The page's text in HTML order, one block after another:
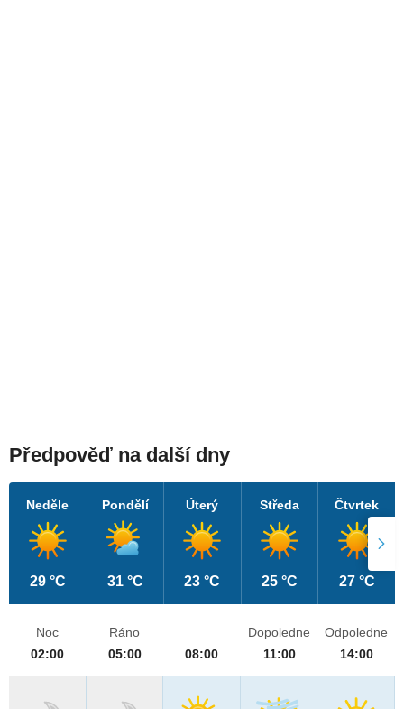
Předpověď na další dny
Neděle
29 °C
Pondělí
31 °C
Úterý
23 °C
Středa
25 °C
Čtvrtek
27 °C
Noc
02:00
Ráno
05:00
08:00
Dopoledne
11:00
Odpoledne
14:00